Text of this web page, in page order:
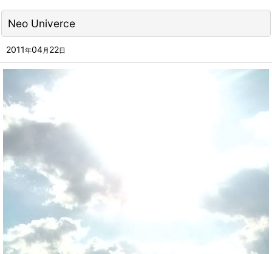
Neo Univerce
2011年04月 22日